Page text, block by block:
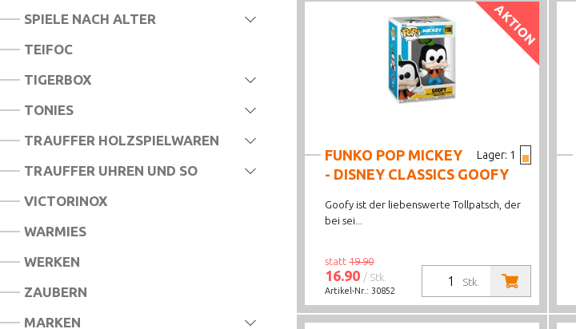
SPIELE NACH ALTER
TEIFOC
TIGERBOX
TONIES
TRAUFFER HOLZSPIELWAREN
TRAUFFER UHREN UND SO
VICTORINOX
WARMIES
WERKEN
ZAUBERN
MARKEN
AKTION
Lager: 1
FUNKO POP MICKEY
- DISNEY CLASSICS GOOFY
Goofy ist der liebenswerte Tollpatsch, der
bei sei...
Stk.
statt 19.90
16.90 / Stk.
Artikel-Nr.: 30852